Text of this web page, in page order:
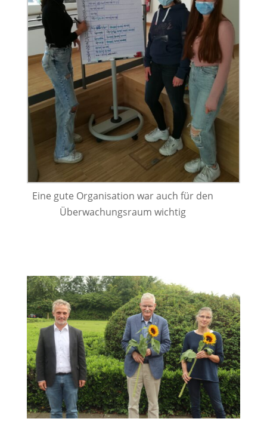
Eine gute Organisation war auch für den
Überwachungsraum wichtig